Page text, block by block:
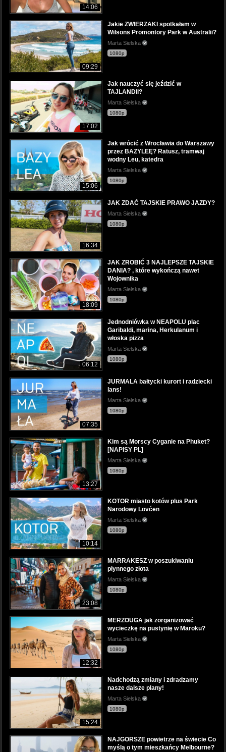
14:06
09:29
Jakie ZWIERZAKI spotkałam w
Wilsons Promontory Park w Australii?
Marta Sielska
1080p
17:02
Jak nauczyć się jeździć w
TAJLANDII?
Marta Sielska
1080p
15:06
Jak wrócić z Wrocławia do Warszawy
przez BAZYLEĘ? Ratusz, tramwaj
wodny Leu, katedra
Marta Sielska
1080p
16:34
JAK ZDAĆ TAJSKIE PRAWO JAZDY?
Marta Sielska
1080p
18:09
JAK ZROBIĆ 3 NAJLEPSZE TAJSKIE
DANIA? , które wykończą nawet
Wojownika
Marta Sielska
1080p
06:12
Jednodniówka w NEAPOLU plac
Garibaldi, marina, Herkulanum i
włoska pizza
Marta Sielska
1080p
07:35
JURMALA bałtycki kurort i radziecki
lans!
Marta Sielska
1080p
13:27
Kim są Morscy Cyganie na Phuket?
[NAPISY PL]
Marta Sielska
1080p
10:14
KOTOR miasto kotów plus Park
Narodowy Lovćen
Marta Sielska
1080p
23:08
MARRAKESZ w poszukiwaniu
płynnego złota
Marta Sielska
1080p
12:32
MERZOUGA jak zorganizować
wycieczkę na pustynię w Maroku?
Marta Sielska
1080p
15:24
Nadchodzą zmiany i zdradzamy
nasze dalsze plany!
Marta Sielska
1080p
NAJGORSZE powietrze na świecie Co
myślą o tym mieszkańcy Melbourne?